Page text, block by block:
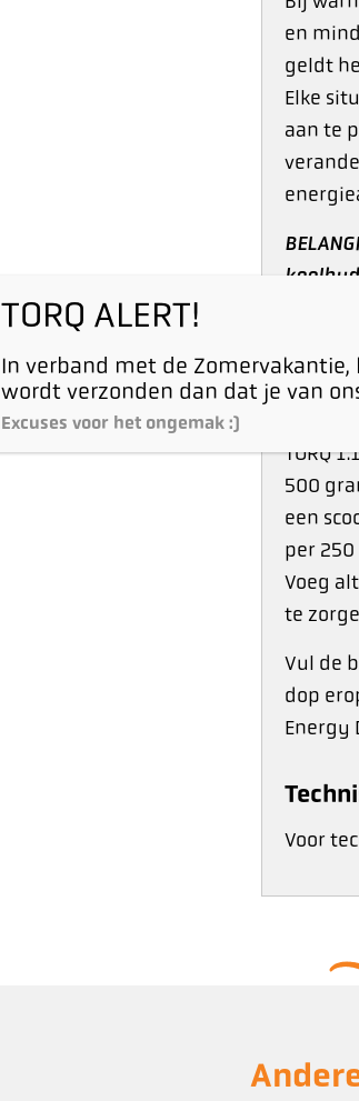
en
geldt
Elke
aan te
per
TORQ
500
een
per 250
Voeg
te
Vul de
dop
Energy
Voor
TORQ ALERT!
In verband met de
wordt verzonden dan dat je van
Excuses voor het ongemak :)